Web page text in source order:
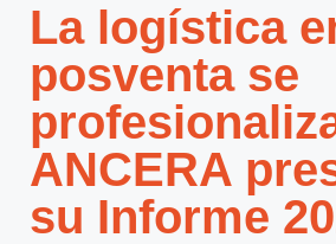
La logística
posventa se
ANCERA
su Informe